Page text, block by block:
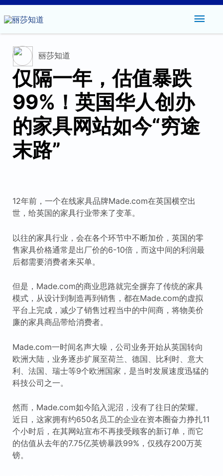
主
丽莎知道
仅隔一年，估值暴跌
99%！英国华人创办
的家具网站如今“穷途
末路”
12年前，一个在线家具品牌Made.com在英国横空出
世，给英国的家具行业带来了变革。
以往的家具行业，会在各个环节中不断加价，英国的零
售家具价格通常是出厂价的6-10倍，而这中间的利润最
后都需要消费者来买单。
但是，Made.com的商业思路就完全摒弃了传统的家具
模式，从设计到制造再到销售，都在Made.com的虚拟
平台上完成，减少了销售过程当中的中间商，将物美价
廉的家具商品带给消费者。
Made.com一时间名声大噪，公司业务开始从英国转向
欧洲大陆，业务逐步扩展至荷兰、德国、比利时、意大
利、法国、瑞士等9个欧洲国家，是当时发展速度迅猛的
科技公司之一。
然而，Made.com如今陷入泥沼，没有了往日的荣耀。
近日，这家拥有约650名员工的企业在资本圈奋力挣扎11
个小时后，在其网站宣布不再接受顾客的新订单，而它
的估值从去年的7.75亿英镑暴跌99%，仅残存200万英
镑。